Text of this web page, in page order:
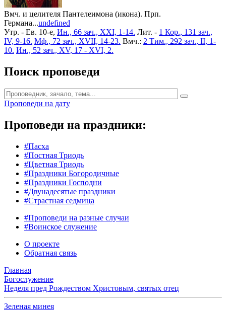
Вмч. и целителя Пантелеимона (икона). Прп.
Германа...undefined
Утр. - Ев. 10-е, Ин., 66 зач., XXI, 1-14. Лит. - 1 Кор., 131 зач.,
IV, 9-16. Мф., 72 зач., XVII, 14-23. Вмч.: 2 Тим., 292 зач., II, 1-
10. Ин., 52 зач., XV, 17 - XVI, 2.
Поиск проповеди
Проповеди на дату
Проповеди на праздники:
#Пасха
#Постная Триодь
#Цветная Триодь
#Праздники Богородичные
#Праздники Господни
#Двунадесятые праздники
#Страстная седмица
#Проповеди на разные случаи
#Воинское служение
О проекте
Обратная связь
Главная
Богослужение
Неделя пред Рождеством Христовым, святых отец
Зеленая минея